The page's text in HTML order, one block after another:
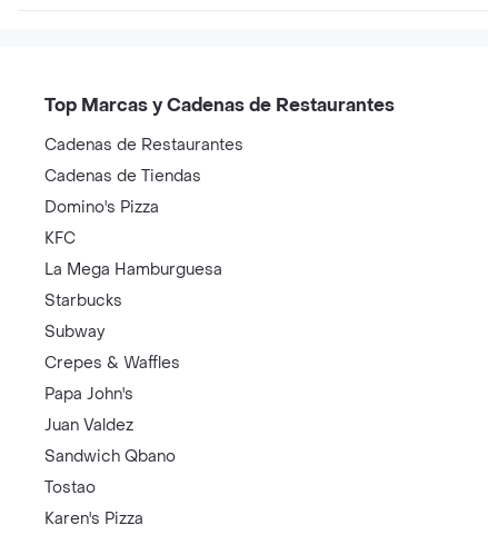
Top Marcas y Cadenas de Restaurantes
Cadenas de Restaurantes
Cadenas de Tiendas
Domino's Pizza
KFC
La Mega Hamburguesa
Starbucks
Subway
Crepes & Waffles
Papa John's
Juan Valdez
Sandwich Qbano
Tostao
Karen's Pizza